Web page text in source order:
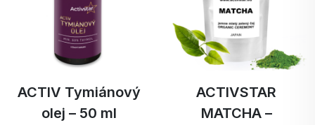
ACTIV Tymiánový
olej – 50 ml
ACTIVSTAR
MATCHA –